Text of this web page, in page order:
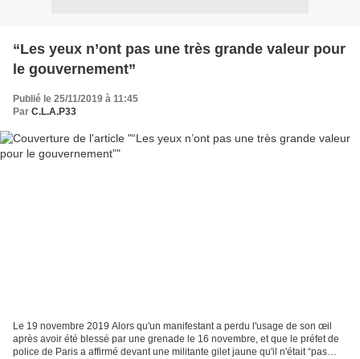
“Les yeux n’ont pas une très grande valeur pour
le gouvernement”
Publié le 25/11/2019 à 11:45
Par C.L.A.P33
Le 19 novembre 2019 Alors qu'un manifestant a perdu l'usage de son œil
après avoir été blessé par une grenade le 16 novembre, et que le préfet de
police de Paris a affirmé devant une militante gilet jaune qu'il n'était “pas